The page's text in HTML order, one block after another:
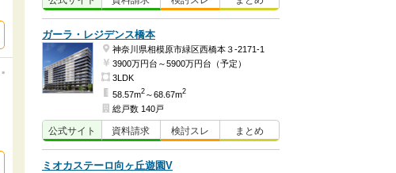
ガーラ・レジデンス橋本
神奈川県相模原市緑区西橋本３-2171-1
3900万円台～5900万円台（予定）
3LDK
58.57m2 ～68.67m2
総戸数 140戸
公式サイト 資料請求 検討スレ まとめ
ミオカステーロ向ヶ丘遊園V